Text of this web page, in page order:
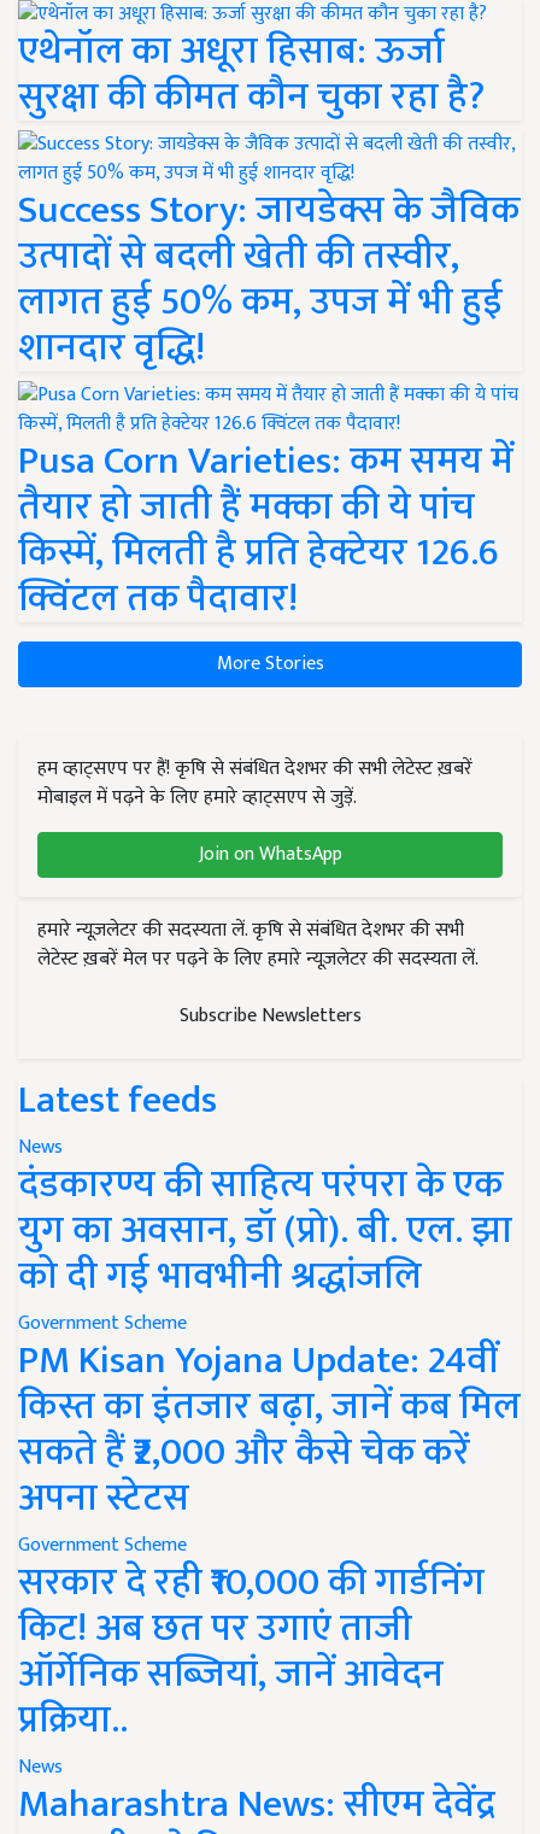
एथेनॉल का अधूरा हिसाब: ऊर्जा
सुरक्षा की कीमत कौन चुका रहा है?
Success Story: जायडेक्स के जैविक
उत्पादों से बदली खेती की तस्वीर,
लागत हुई 50% कम, उपज में भी हुई
शानदार वृद्धि!
Pusa Corn Varieties: कम समय में
तैयार हो जाती हैं मक्का की ये पांच
किस्में, मिलती है प्रति हेक्टेयर 126.6
क्विंटल तक पैदावार!
More Stories
हम व्हाट्सएप पर हैं! कृषि से संबंधित देशभर की सभी लेटेस्ट ख़बरें
मोबाइल में पढ़ने के लिए हमारे व्हाट्सएप से जुड़ें.
Join on WhatsApp
हमारे न्यूज़लेटर की सदस्यता लें. कृषि से संबंधित देशभर की सभी
लेटेस्ट ख़बरें मेल पर पढ़ने के लिए हमारे न्यूज़लेटर की सदस्यता लें.
Subscribe Newsletters
Latest feeds
News
दंडकारण्य की साहित्य परंपरा के एक
युग का अवसान, डॉ (प्रो). बी. एल. झा
को दी गई भावभीनी श्रद्धांजलि
Government Scheme
PM Kisan Yojana Update: 24वीं
किस्त का इंतजार बढ़ा, जानें कब मिल
सकते हैं ₹2,000 और कैसे चेक करें
अपना स्टेटस
Government Scheme
सरकार दे रही ₹10,000 की गार्डनिंग
किट! अब छत पर उगाएं ताजी
ऑर्गेनिक सब्जियां, जानें आवेदन
प्रक्रिया..
News
Maharashtra News: सीएम देवेंद्र